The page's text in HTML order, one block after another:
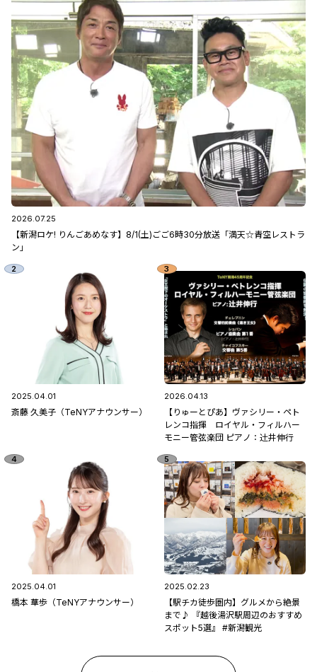
2026.07.25
【新潟ロケ! りんごあめなす】8/1(土)ごご6時30分放送「満天☆青空レストラ
ン」
2025.04.01
斎藤 久美子（TeNYアナウンサー）
2026.04.13
【りゅーとぴあ】ヴァシリー・ペト
レンコ指揮 ロイヤル・フィルハー
モニー管弦楽団 ピアノ：辻󠄀井伸行
2025.04.01
橋本 華歩（TeNYアナウンサー）
2025.02.23
【駅チカ徒歩圏内】グルメから絶景
まで♪ 『越後湯沢駅周辺のおすすめ
スポット5選』 #新潟観光